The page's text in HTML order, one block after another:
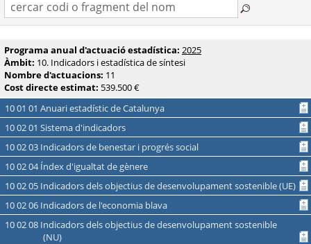
Programa anual d'actuació estadística: 2025
Àmbit: 10. Indicadors i estadística de síntesi
Nombre d'actuacions: 11
Cost directe estimat: 539.500 €
10 01 01 Anuari estadístic de Catalunya
10 02 01 Sistema d'indicadors
10 02 03 Indicadors de benestar i progrés social
10 02 04 Índex d'igualtat de gènere
10 02 05 Indicadors dels objectius de desenvolupament sostenible (UE)
10 02 06 Indicadors de l'economia blava
10 02 08 Indicadors dels objectius de desenvolupament sostenible
(NU)